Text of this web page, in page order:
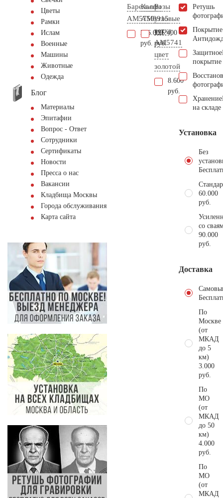
Цветы
Рамки
Ислам
Военные
Машины
Животные
Одежда
Блог
Материалы
Эпитафии
Вопрос - Ответ
Сотрудники
Сертификаты
Новости
Пресса о нас
Вакансии
Кладбища Москвы
Города обслуживания
Карта сайта
Барельеф
AM5750
266.000
руб.
Каллы
AM0915
126.400
руб.
Розы
угловые
ветка
AM5741
цвет
золотой
8.600
руб.
Ретушь
Покрытие
Защитное
покрытие
Хранение
на складе
Установка
Без
60.000
руб.
со
90.000
руб.
Доставка
По
Москве
(от
МКАД
до 5
км)
3.000
руб.
По
МО
(от
МКАД
до 50
км)
4.000
руб.
По
МО
(от
МКАД